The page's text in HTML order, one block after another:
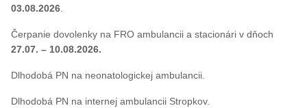
03.08.2026.
Čerpanie dovolenky na FRO ambulancii a stacionári v dňoch
27.07. – 10.08.2026.
Dlhodobá PN na neonatologickej ambulancii.
Dlhodobá PN na internej ambulancii Stropkov.